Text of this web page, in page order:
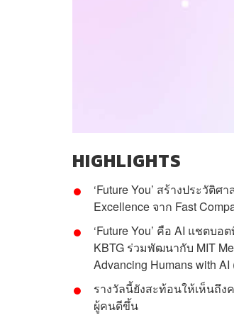
HIGHLIGHTS
‘Future You’ สร้างประวัติ
Excellence จาก Fast
‘Future You’ คือ AI แชต
KBTG ร่วมพัฒนากับ MIT
Advancing Humans with
รางวัลนี้ยังสะท้อนให้เห็นถึ
ผู้คนดีขึ้น